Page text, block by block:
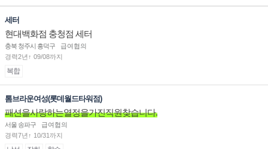
세터
현대백화점 충청점 세터
충북 청주시 흥덕구
급여협의
경력2년↑ 09/08까지
복합
톰브라운여성(롯데월드타워점)
패션을사랑하는열정을가진직원찾습니다.
서울 송파구
급여협의
경력7년↑ 10/31까지